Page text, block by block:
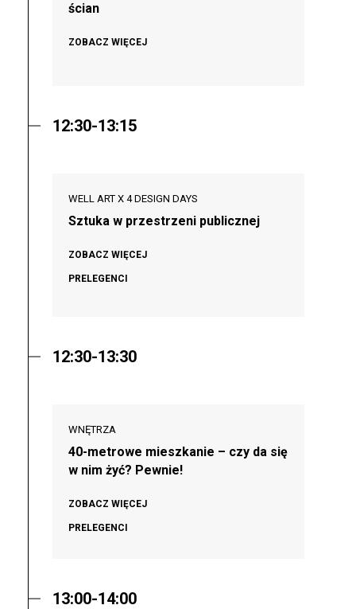
ścian
ZOBACZ WIĘCEJ
12:30-13:15
WELL ART X 4 DESIGN DAYS
Sztuka w przestrzeni publicznej
ZOBACZ WIĘCEJ
PRELEGENCI
12:30-13:30
WNĘTRZA
40-metrowe mieszkanie – czy da się
w nim żyć? Pewnie!
ZOBACZ WIĘCEJ
PRELEGENCI
13:00-14:00